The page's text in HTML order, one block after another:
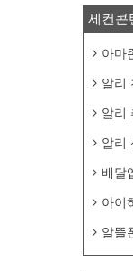
세컨콘
아마
알리
알리
알리
배달
아이
알뜰